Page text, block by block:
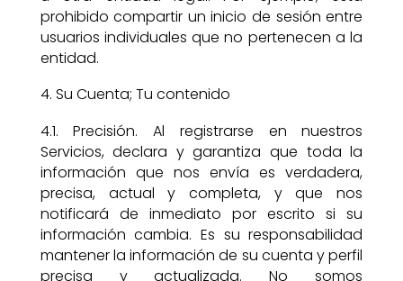
prohibido compartir un inicio de sesión entre
usuarios individuales que no pertenecen a la
entidad.
Su Cuenta; Tu contenido
4.1. Precisión. Al registrarse en nuestros
Servicios, declara y garantiza que toda la
información que nos envía es verdadera,
precisa, actual y completa, y que nos
notificará de inmediato por escrito si su
información cambia. Es su responsabilidad
mantener la información de su cuenta y perfil
precisa y actualizada. No somos